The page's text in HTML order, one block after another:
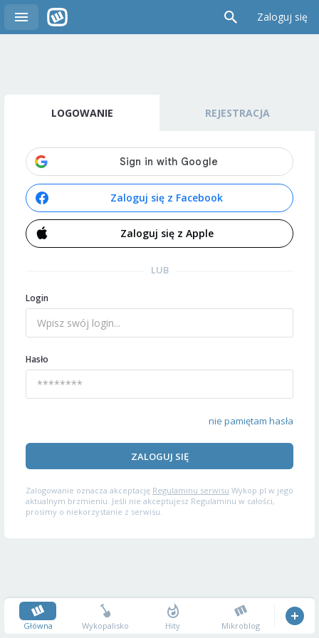
Zaloguj się
LOGOWANIE REJESTRACJA
Zaloguj się z Facebook
Zaloguj się z Apple
LUB
Login
Hasło
nie pamiętam hasła
ZALOGUJ SIĘ
Zalogowanie oznacza akceptację Regulaminu serwisu Wykop.pl w jego
aktualnym brzmieniu. Jeśli nie akceptujesz Regulaminu w całości,
prosimy o niekorzystanie z serwisu.
Główna Wykopalisko Hity Mikroblog